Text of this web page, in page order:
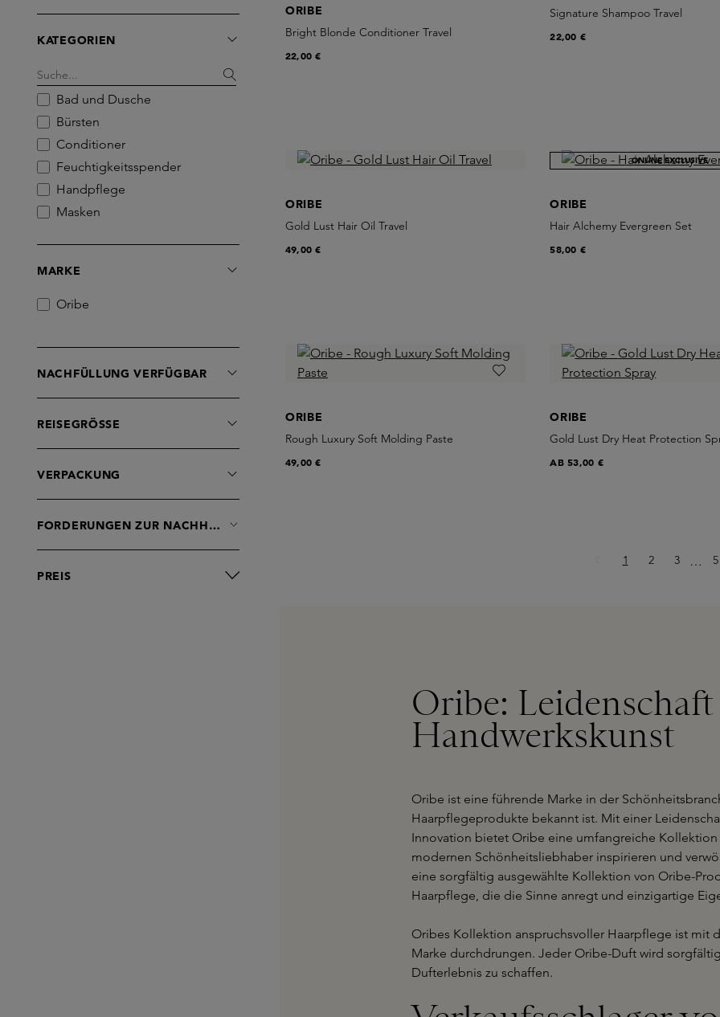
KATEGORIEN
Bad und Dusche
Bürsten
Conditioner
Feuchtigkeitsspender
Handpflege
Masken
Styling
Treatments
MARKE
Oribe
NACHFÜLLUNG VERFÜGBAR
REISEGRÖSSE
VERPACKUNG
FORDERUNGEN ZUR NACHHALTIGKEIT
PREIS
ORIBE
Bright Blonde Conditioner Travel
22,00 €
Signature Shampoo Travel
22,00 €
ORIBE
Gold Lust Hair Oil Travel
49,00 €
ONLINE EXCLUSIVE
ORIBE
Hair Alchemy Evergreen Set
58,00 €
ORIBE
Rough Luxury Soft Molding Paste
49,00 €
ORIBE
Gold Lust Dry Heat Protection
AB53,00 €
Seite
1 Seite
2 Seite
3 Ellipsis
… 5
Oribe: Leidenschaft
Handwerkskunst
Oribe ist eine führende Marke in der
Haarpflegeprodukte bekannt ist. Mit einer
Innovation bietet Oribe eine umfangreiche
modernen Schönheitsliebhaber inspirieren und
eine sorgfältig ausgewählte Kollektion von Oribe-
Haarpflege, die die Sinne anregt und einzigartige
Oribes Kollektion anspruchsvoller Haarpflege ist mit
Marke durchdrungen. Jeder Oribe-Duft wird
Dufterlebnis zu schaffen.